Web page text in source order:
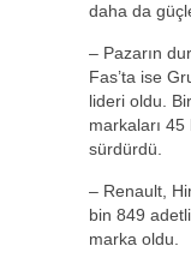
daha da
– Pazarın
Fas’ta ise
lideri oldu.
markaları
sürdürdü.
– Renault,
bin 849
marka oldu.